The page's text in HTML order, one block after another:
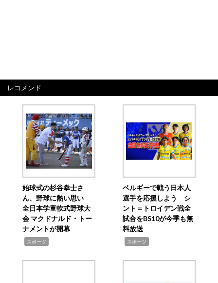
レコメンド
始球式の杉谷拳士さ
ん、野球に熱い思い
全日本学童軟式野球大
会 マクドナルド・トー
ナメントが開幕
スポーツ
ベルギーで戦う日本人
選手を応援しよう シ
ント＝トロイデン戦全
試合をBS10が今季も無
料放送
スポーツ